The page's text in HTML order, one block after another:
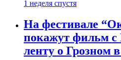
1 неделя спустя
На фестивале
покажут фильм с
ленту о Грозном